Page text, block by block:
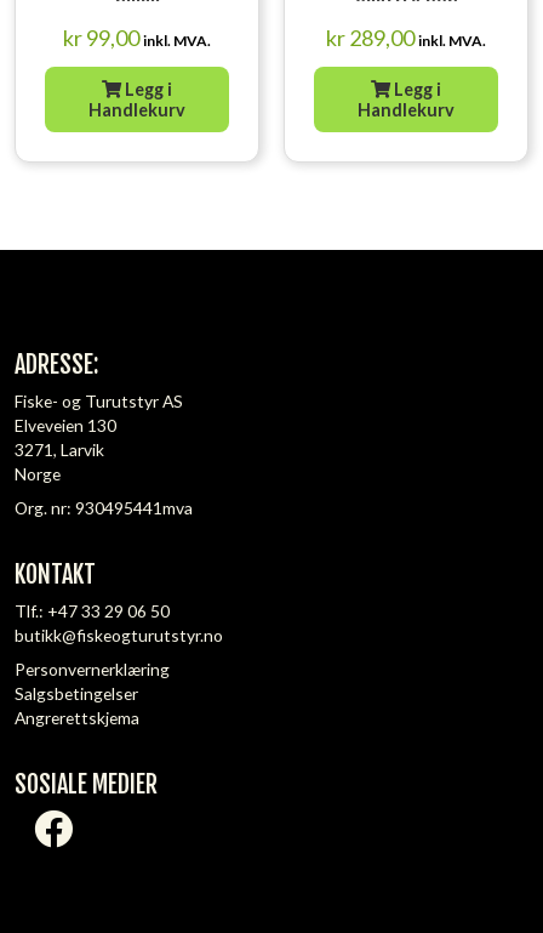
kr99,00 inkl. MVA.
Legg i
Handlekurv
kr289,00 inkl. MVA.
Legg i
Handlekurv
ADRESSE:
Fiske- og Turutstyr AS
Elveveien 130
3271, Larvik
Norge
Org. nr: 930495441mva
KONTAKT
Tlf.: +47 33 29 06 50
butikk@fiskeogturutstyr.no
Personvernerklæring
Salgsbetingelser
Angrerettskjema
SOSIALE MEDIER